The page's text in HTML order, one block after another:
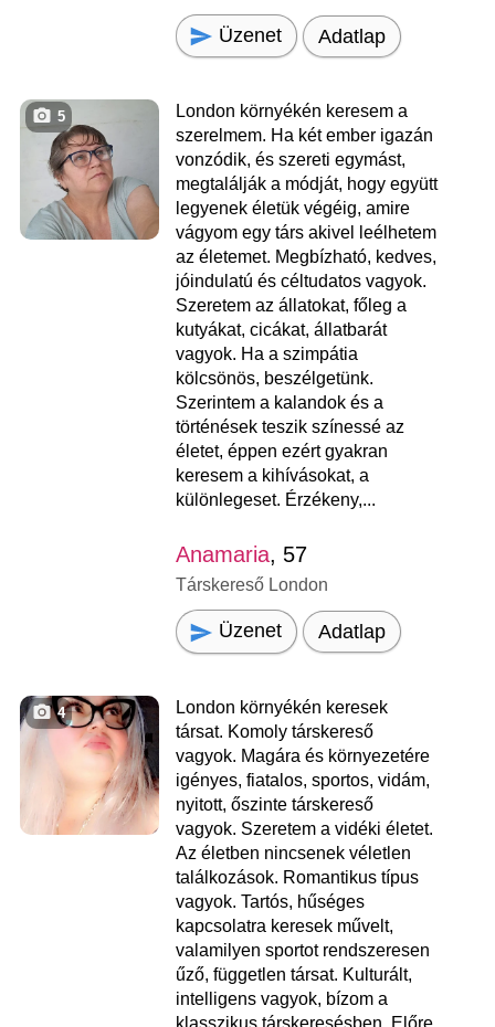
Üzenet Adatlap
5
London környékén keresem a
szerelmem. Ha két ember igazán
vonzódik, és szereti egymást,
megtalálják a módját, hogy együtt
legyenek életük végéig, amire
vágyom egy társ akivel leélhetem
az életemet. Megbízható, kedves,
jóindulatú és céltudatos vagyok.
Szeretem az állatokat, főleg a
kutyákat, cicákat, állatbarát
vagyok. Ha a szimpátia
kölcsönös, beszélgetünk.
Szerintem a kalandok és a
történések teszik színessé az
életet, éppen ezért gyakran
keresem a kihívásokat, a
különlegeset. Érzékeny,...
Anamaria, 57
Társkereső London
Üzenet Adatlap
4
London környékén keresek
társat. Komoly társkereső
vagyok. Magára és környezetére
igényes, fiatalos, sportos, vidám,
nyitott, őszinte társkereső
vagyok. Szeretem a vidéki életet.
Az életben nincsenek véletlen
találkozások. Romantikus típus
vagyok. Tartós, hűséges
kapcsolatra keresek művelt,
valamilyen sportot rendszeresen
űző, független társat. Kulturált,
intelligens vagyok, bízom a
klasszikus társkeresésben. Előre